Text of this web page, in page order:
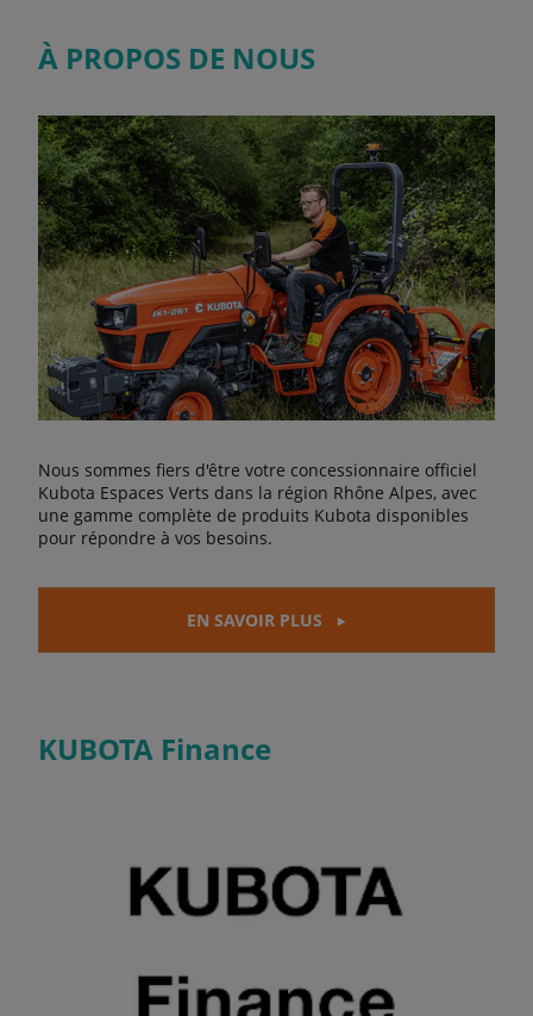
À PROPOS DE NOUS
Nous sommes fiers d'être votre concessionnaire officiel
Kubota Espaces Verts dans la région Rhône Alpes, avec
une gamme complète de produits Kubota disponibles
pour répondre à vos besoins.
EN SAVOIR PLUS
KUBOTA Finance